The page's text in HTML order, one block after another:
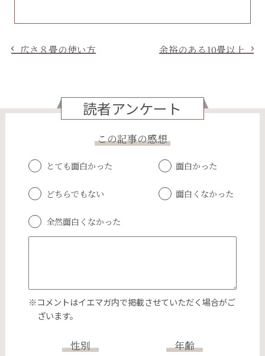
広さ８畳の使い方 余裕のある10畳以上
読者アンケート
この記事の感想
とても面白かった 面白かった
どちらでもない 面白くなかった
全然面白くなかった
※コメントはイエマガ内で掲載させていただく場合がご
ざいます。
性別 年齢